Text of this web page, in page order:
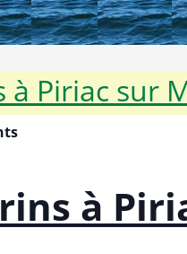
à Piriac sur
à